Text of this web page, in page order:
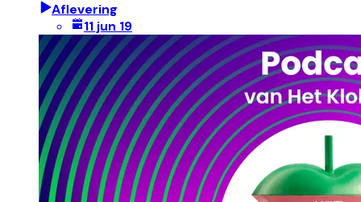
Aflevering
11 jun 19